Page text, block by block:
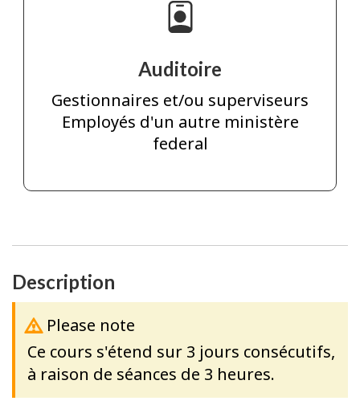
Auditoire
Gestionnaires et/ou superviseurs
Employés d'un autre ministère
federal
Description
Please note
Ce cours s'étend sur 3 jours consécutifs,
à raison de séances de 3 heures.